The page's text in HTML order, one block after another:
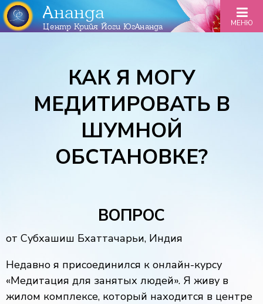
Ананда
Центр Крийя Йоги ЮгАнанда МЕНЮ
КАК Я МОГУ
МЕДИТИРОВАТЬ В
ШУМНОЙ
ОБСТАНОВКЕ?
ВОПРОС
от Субхашиш Бхаттачарьи, Индия
Недавно я присоединился к онлайн-курсу
«Медитация для занятых людей». Я живу в
жилом комплексе, который находится в центре